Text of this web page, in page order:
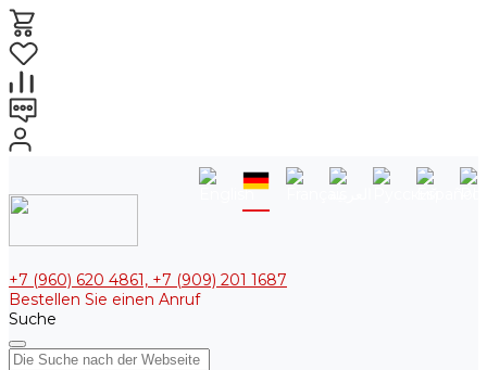
+7 (960) 620 4861, +7 (909) 201 1687
Bestellen Sie einen Anruf
Suche